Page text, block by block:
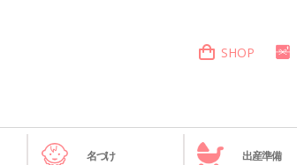
SHOP
名づけ 出産準備